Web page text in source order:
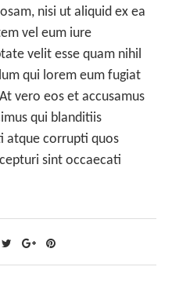
nisi ut aliquid ex ea
vel eum iure
velit esse quam nihil
qui lorem eum fugiat
vero eos et accusamus
qui blanditiis
atque corrupti quos
sint occaecati